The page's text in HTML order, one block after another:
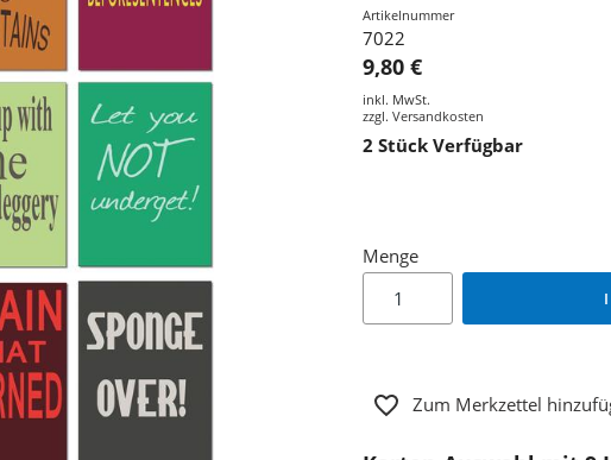
Artikelnummer
7022
9,80 €
inkl. MwSt.
zzgl. Versandkosten
2 Stück Verfügbar
Menge
Zum Merkzettel